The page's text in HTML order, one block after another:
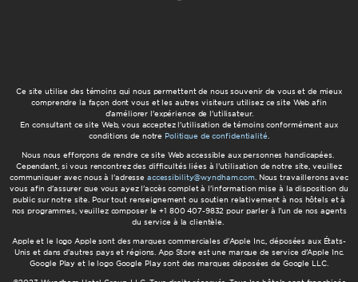
Ce site utilise des témoins qui nous permettent de nous souvenir de vous et de mieux
comprendre la façon dont vous et les autres visiteurs utilisez ce site Web afin
d'améliorer l'expérience de l'utilisateur.
En consultant ce site Web, vous acceptez l'utilisation de témoins conformément aux
conditions de notre Politique de confidentialité.
Nous nous efforçons de rendre ce site Web accessible aux personnes handicapées.
Cependant, si vous rencontrez des difficultés liées à l'utilisation de notre site, veuillez
communiquer avec nous à l'adresse accessibility@wyndham.com. Nous travaillerons avec
vous afin d'assurer que vous ayez l'accès complet à l'information mise à la disposition du
public sur notre site. Pour tout renseignement ou soutien relativement à nos hôtels et à
nos programmes, veuillez composer le +1 800 407-9832 pour parler à l'un de nos agents
du service à la clientèle.
Apple et le logo Apple sont des marques commerciales d'Apple Inc., déposées aux États-
Unis et dans d'autres pays et régions. App Store est une marque de service d'Apple Inc.
Google Play et le logo Google Play sont des marques déposées de Google LLC.